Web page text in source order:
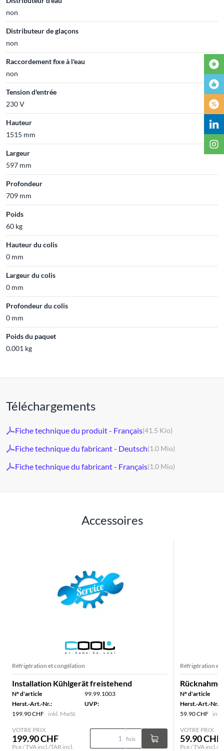
non
Distributeur de glaçons
non
Raccordement fixe à l'eau
non
Tension d'entrée
230 V
Hauteur
1515 mm
Largeur
597 mm
Profondeur
709 mm
Poids
60 kg
Hauteur du colis
0 mm
Largeur du colis
0 mm
Profondeur du colis
0 mm
Poids du paquet
0.001 kg
Téléchargements
Fiche technique du produit - Français(41.5 Kio)
Fiche technique du fabricant - Deutsch(1.0 Mio)
Fiche technique du fabricant - Français(1.0 Mio)
Accessoires
Réfrigération et congélation
Installation Kühlgerät freistehend
N° d'article
99.99.1003
Herst.-Art.-Nr.:
UVP:
199.90 CHF inkl. MwSt.
VOTRE PRIX
199.90 CHF
Pce / TVA incl./TAR incl.
fois
Réfrigération et
N° d'article
Herst.-Art.-Nr.:
59.90 CHF
VOTRE PRIX
59.90 CHF
Pce / TVA incl./